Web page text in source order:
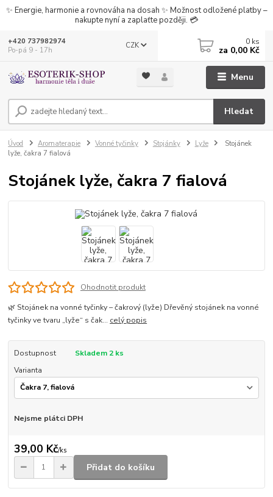
✨ Energie, harmonie a rovnováha na dosah ✨ Možnost odložené platby –
nakupte nyní a zaplaťte později. 💳
Menu
CZK
Hledat
+420 737982974
Po-pá 9 - 17h
0 ks
za 0,00 Kč
Úvod Aromaterapie Vonné tyčinky Stojánky Lyže
Stojánek
lyže, čakra 7 fialová
Stojánek lyže, čakra 7 fialová
Ohodnotit produkt
🌿 Stojánek na vonné tyčinky – čakrový (lyže) Dřevěný stojánek na vonné
tyčinky ve tvaru „lyže“ s čak... celý popis
Dostupnost
Skladem 2 ks
Varianta
Nejsme plátci DPH
39,00 Kč/ks
Přidat do košíku